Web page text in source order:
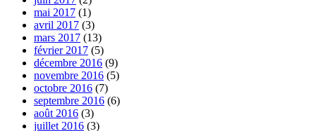
mai 2017 (1)
avril 2017 (3)
mars 2017 (13)
février 2017 (5)
décembre 2016 (9)
novembre 2016 (5)
octobre 2016 (7)
septembre 2016 (6)
août 2016 (3)
juillet 2016 (3)